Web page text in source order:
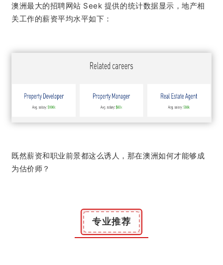
澳洲最大的招聘网站 Seek 提供的统计数据显示，地产相
关工作的薪资平均水平如下：
既然薪资和职业前景都这么诱人，那在澳洲如何才能够成
为估价师？
专业推荐